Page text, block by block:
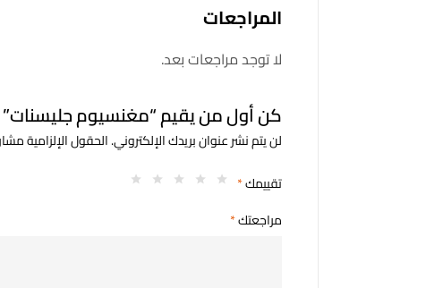
المراجعات
لا توجد مراجعات بعد.
كن أول من يقيم “مغنسيوم جليسنات”
لن يتم نشر عنوان بريدك الإلكتروني.الحقول الإلزامية
تقييمك*
مراجعتك*